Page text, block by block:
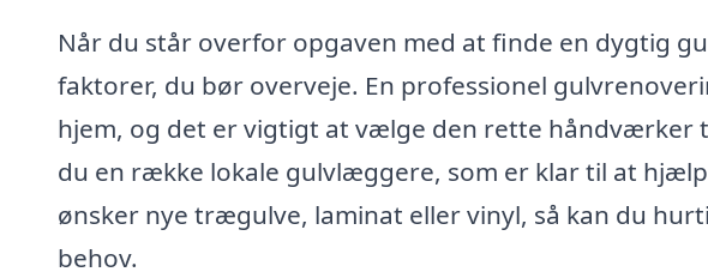
Når du står overfor opgaven med at finde en dygtig
faktorer, du bør overveje. En professionel
hjem, og det er vigtigt at vælge den rette håndværker
du en række lokale gulvlæggere, som er klar til at
ønsker nye trægulve, laminat eller vinyl, så kan du
behov.